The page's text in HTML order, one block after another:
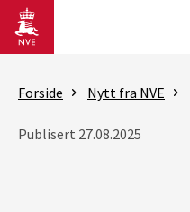
Gå til hovedinnhold
Forside Nytt fra NVE
Publisert 27.08.2025